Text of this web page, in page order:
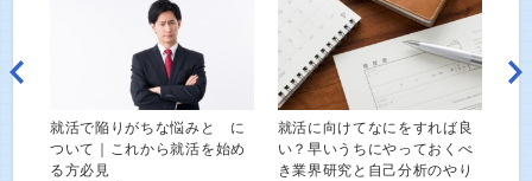
就活で陥りがちな悩みと に
ついて｜これから就活を始め
る方必見
就活に向けてなにをすれば良
い？早いうちにやっておくべ
き業界研究と自己分析のやり